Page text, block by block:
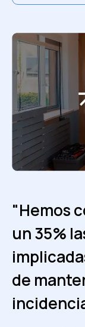
"Hemos
un 35%
de
"Los
tardar
informes
que
"El
tickets
Administrador